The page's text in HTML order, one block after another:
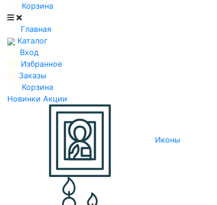
Корзина
Главная
Каталог
Вход
Избранное
Заказы
Корзина
Новинки Акции
Иконы